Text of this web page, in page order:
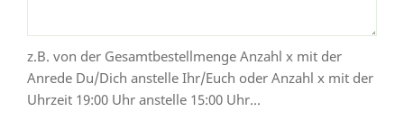
z.B. von der Gesamtbestellmenge Anzahl x mit der
Anrede Du/Dich anstelle Ihr/Euch oder Anzahl x mit der
Uhrzeit 19:00 Uhr anstelle 15:00 Uhr...